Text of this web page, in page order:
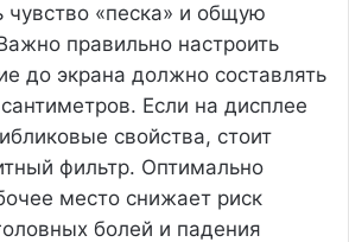
чувство «песка» и общую
правильно настроить
до экрана должно составлять
Если на дисплее
свойства, стоит
фильтр. Оптимально
место снижает риск
болей и падения